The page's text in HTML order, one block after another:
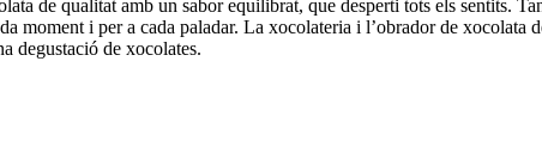
de qualitat amb un sabor equilibrat, que desperti tots els sentits.
moment i per a cada paladar. La xocolateria i l’obrador de
degustació de xocolates.